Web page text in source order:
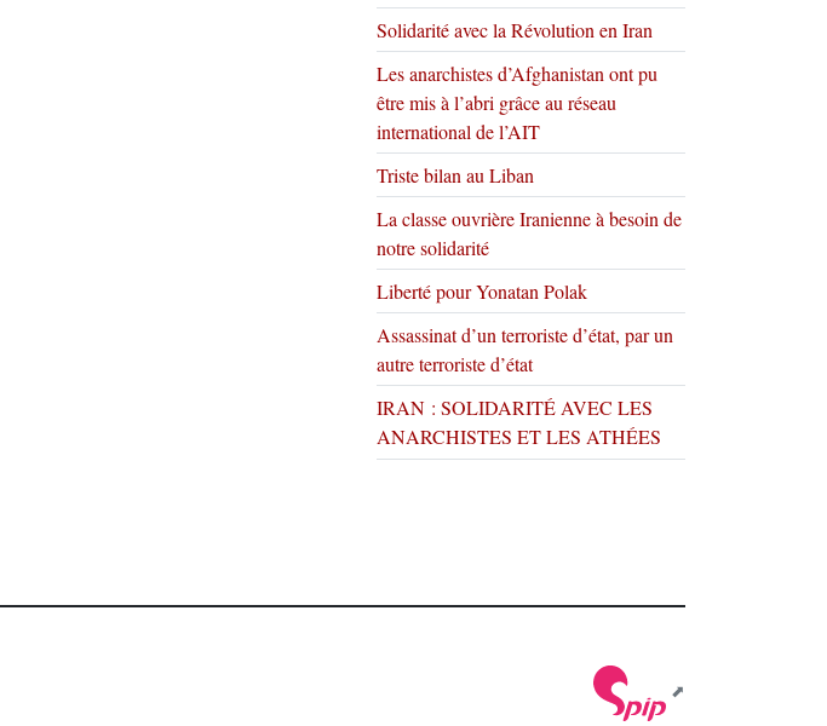
Solidarité avec la Révolution en Iran
Les anarchistes d’Afghanistan ont pu
être mis à l’abri grâce au réseau
international de l’AIT
Triste bilan au Liban
La classe ouvrière Iranienne à besoin de
notre solidarité
Liberté pour Yonatan Polak
Assassinat d’un terroriste d’état, par un
autre terroriste d’état
IRAN : SOLIDARITÉ AVEC LES
ANARCHISTES ET LES ATHÉES